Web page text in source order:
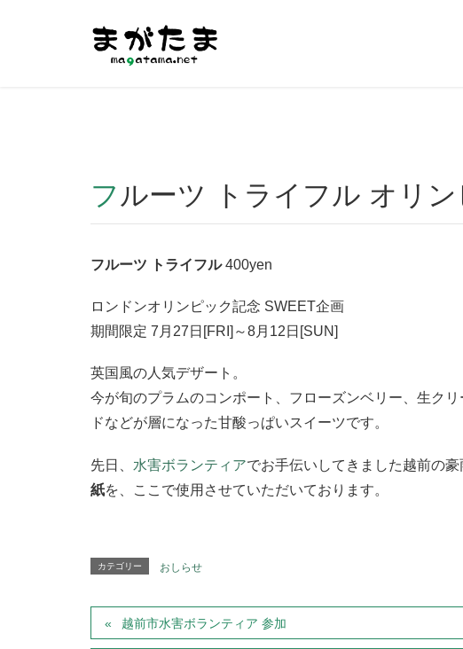
: Undefined array key "HTTP_REFERER" in /home/
フルーツ トライフル オリ
フルーツ トライフル400yen
ロンドンオリンピック記念 SWEET企画
期間限定 7月27日[FRI]～8月12日[SUN]
英国風の人気デザート。
今が旬のプラムのコンポート、フローズンベリー、生ク
ドなどが層になった甘酸っぱいスイーツです。
先日、 水害ボランティアでお手伝いしてきました越前の
紙を、ここで使用させていただいております。
カテゴリー おしらせ
越前市水害ボランティア 参加